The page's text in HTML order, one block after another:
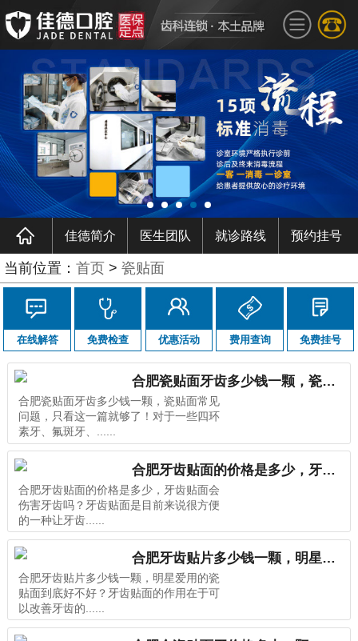
佳德简介 医生团队 就诊路线 预约挂号
当前位置： 首页 > 瓷贴面
在线解答 免费检查 优惠活动 费用查询 免费挂号
合肥瓷贴面牙齿多少钱一颗，瓷贴面常见问题，只看这一篇就够了！
合肥瓷贴面牙齿多少钱一颗，瓷贴面常见
问题，只看这一篇就够了！对于一些四环
素牙、氟斑牙、......
合肥牙齿贴面的价格是多少，牙齿贴面会伤害牙齿吗？
合肥牙齿贴面的价格是多少，牙齿贴面会
伤害牙齿吗？牙齿贴面是目前来说很方便
的一种让牙齿......
合肥牙齿贴片多少钱一颗，明星爱用的瓷贴面到底好不好？
合肥牙齿贴片多少钱一颗，明星爱用的瓷
贴面到底好不好？牙齿贴面的作用在于可
以改善牙齿的......